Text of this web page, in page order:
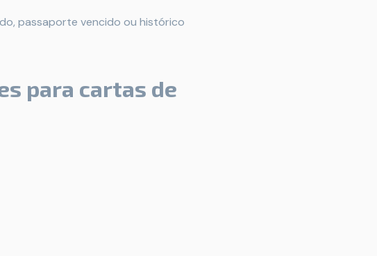
passaporte vencido ou histórico
para cartas de